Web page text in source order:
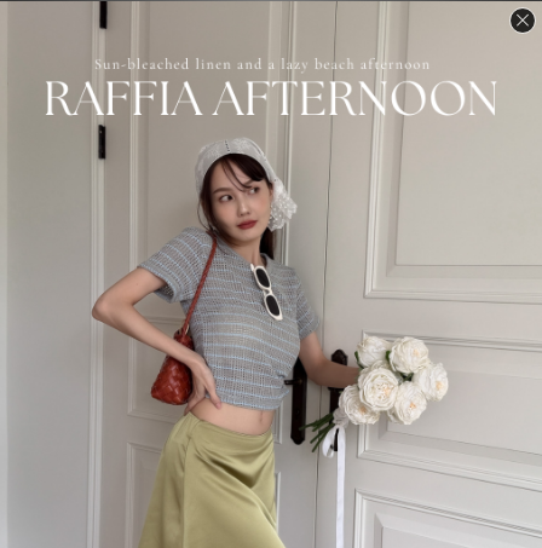
NT$875
貴族馬場長版踢
NT$900
NT$1,125
繞脖排釦薄針織背心
NT$900
NT$1,125